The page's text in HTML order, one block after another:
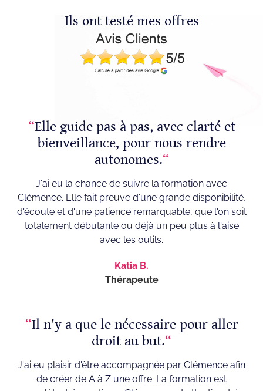
Ils ont testé mes offres
“Elle guide pas à pas, avec clarté et
bienveillance, pour nous rendre
autonomes.“
J'ai eu la chance de suivre la formation avec
Clémence. Elle fait preuve d'une grande disponibilité,
d'écoute et d'une patience remarquable, que l'on soit
totalement débutante ou déjà un peu plus à l'aise
avec les outils.
Katia B.
Thérapeute
“Il n'y a que le nécessaire pour aller
droit au but.“
J'ai eu plaisir d'être accompagnée par Clémence afin
de créer de A à Z une offre. La formation est